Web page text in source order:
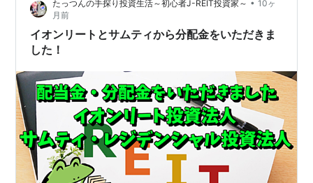
のようです。平均稼働率96.9%、平均築年数は12.1年で
す。今回の分配金は1口あたり2808円でした…
たっつんの手探り投資生活～初心者J-REIT投資家～ • 10ヶ
月前
イオンリートとサムティから分配金をいただきま
した！